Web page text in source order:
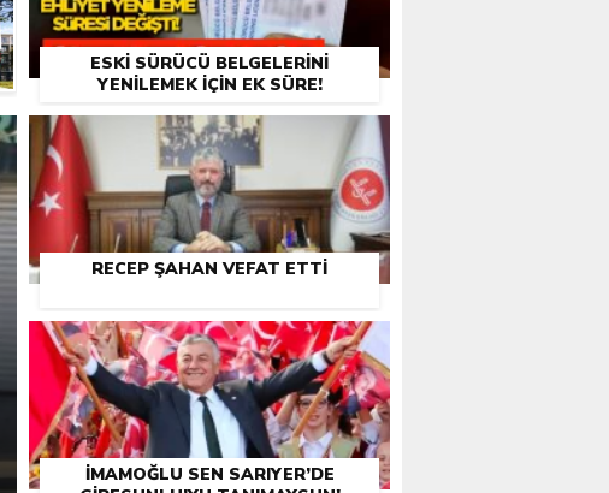
ESKI SÜRÜCÜ BELGELERINI
YENILEMEK İÇIN EK SÜRE!
RECEP ŞAHAN VEFAT ETTI
İMAMOĞLU SEN SARIYER’DE